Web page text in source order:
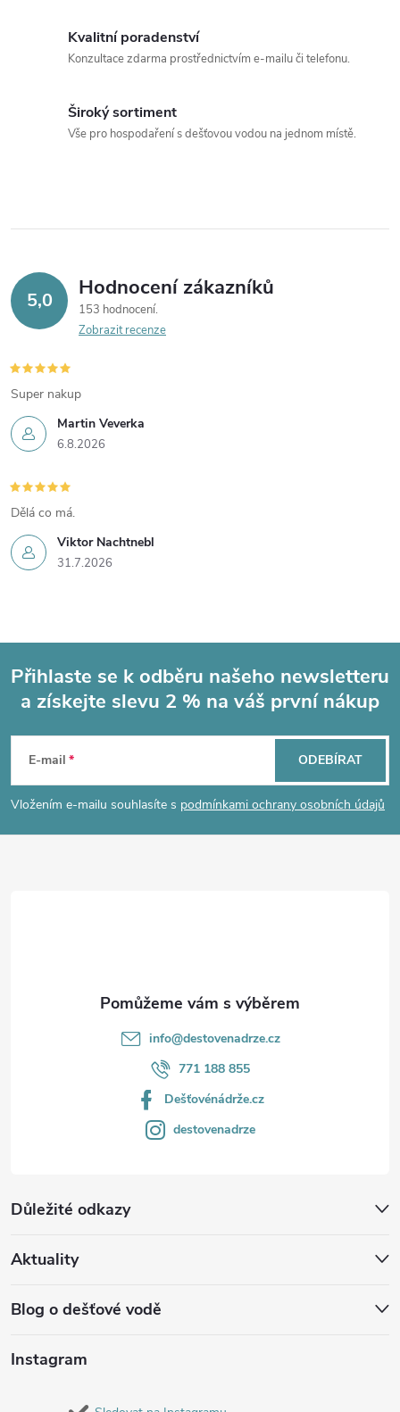
Kvalitní poradenství
Konzultace zdarma prostřednictvím e-mailu či telefonu.
Široký sortiment
Vše pro hospodaření s dešťovou vodou na jednom místě.
5,0 Hodnocení zákazníků
153 hodnocení
Zobrazit recenze
Martin Veverka
6.8.2026
Super nakup
Viktor Nachtnebl
31.7.2026
Dělá co má.
p
a
Přihlaste se k odběru našeho newsletteru
a získejte slevu 2 % na váš první nákup
E-mail
Vložením e-mailu souhlasíte s podmínkami ochrany osobních údajů
ODEBÍRAT
Důležité odkazy
Aktuality
Blog o dešťové vodě
info@destovenadrze.cz
771 188 855
Dešťovénádrže.cz
destovenadrze
Instagram